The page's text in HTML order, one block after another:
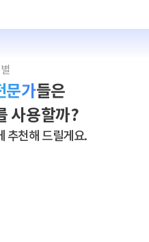
문가들은
사용할까?
추천해 드릴게요.